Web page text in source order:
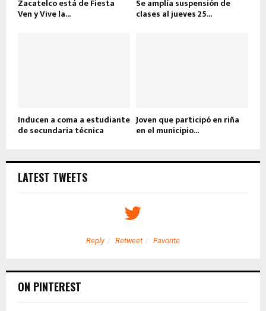
Zacatelco está de Fiesta
Ven y Vive la...
Se amplía suspensión de
clases al jueves 25...
Inducen a coma a estudiante
de secundaria técnica
Joven que participó en riña
en el municipio...
LATEST TWEETS
Reply Retweet Favorite
ON PINTEREST